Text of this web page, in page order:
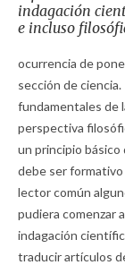
indagación
e incluso
ocurrencia de
sección de
fundamentales de
perspectiva
un principio básico
debe ser
lector común
pudiera comenzar
indagación
traducir artículos